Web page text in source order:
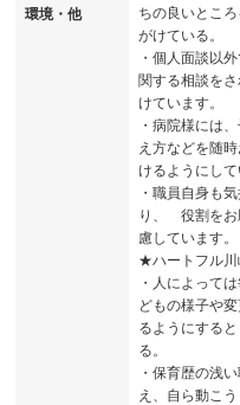
環境・他
ちの良いとこ
がけている。
・個人面談以
関する相談を
けています。
・病院様には
え方などを随
けるようにして
・職員自身も
り、 役割をお
慮しています。
★ハートフル川
・人によって
どもの様子や
るようにする
る。
・保育歴の浅
え、自ら動こ